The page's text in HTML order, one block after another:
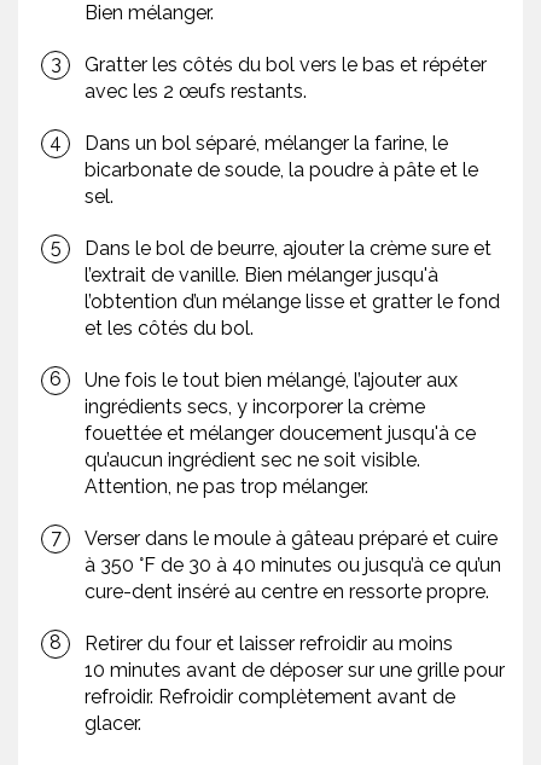
Bien mélanger.
Gratter les côtés du bol vers le bas et répéter
avec les 2 œufs restants.
Dans un bol séparé, mélanger la farine, le
bicarbonate de soude, la poudre à pâte et le
sel.
Dans le bol de beurre, ajouter la crème sure et
l’extrait de vanille. Bien mélanger jusqu'à
l’obtention d’un mélange lisse et gratter le fond
et les côtés du bol.
Une fois le tout bien mélangé, l’ajouter aux
ingrédients secs, y incorporer la crème
fouettée et mélanger doucement jusqu'à ce
qu’aucun ingrédient sec ne soit visible.
Attention, ne pas trop mélanger.
Verser dans le moule à gâteau préparé et cuire
à 350 °F de 30 à 40 minutes ou jusqu’à ce qu’un
cure-dent inséré au centre en ressorte propre.
Retirer du four et laisser refroidir au moins
10 minutes avant de déposer sur une grille pour
refroidir. Refroidir complètement avant de
glacer.